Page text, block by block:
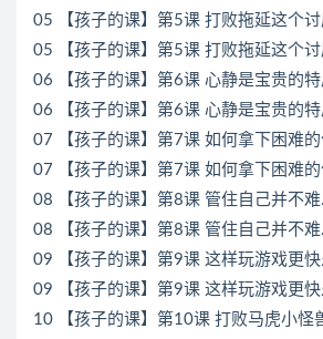
05 【孩子的课】第5课 打败拖延这个
05 【孩子的课】第5课 打败拖延这个
06 【孩子的课】第6课 心静是宝贵的特
06 【孩子的课】第6课 心静是宝贵的
07 【孩子的课】第7课 如何拿下困难
07 【孩子的课】第7课 如何拿下困难
08 【孩子的课】第8课 管住自己并不难
08 【孩子的课】第8课 管住自己并不
09 【孩子的课】第9课 这样玩游戏更快
09 【孩子的课】第9课 这样玩游戏更
10 【孩子的课】第10课 打败马虎小怪